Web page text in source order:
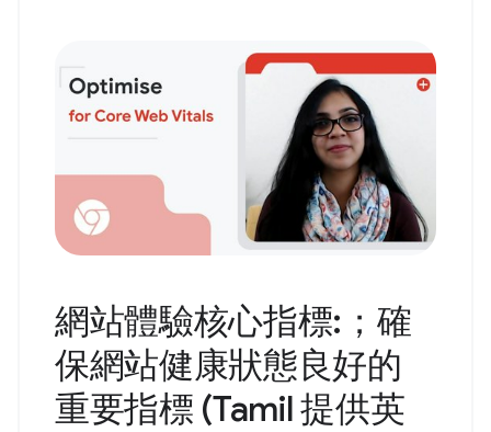
網站體驗核心指標:；確
保網站健康狀態良好的
重要指標 (Tamil 提供英